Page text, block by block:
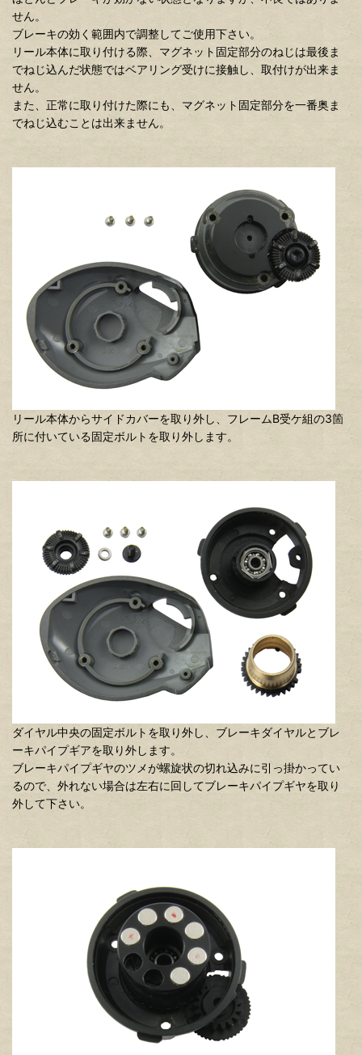
せん。
ブレーキの効く範囲内で調整してご使用下さい。
リール本体に取り付ける際、マグネット固定部分のねじは最後ま
でねじ込んだ状態ではベアリング受けに接触し、取付けが出来ま
せん。
また、正常に取り付けた際にも、マグネット固定部分を一番奥ま
でねじ込むことは出来ません。
リール本体からサイドカバーを取り外し、フレームB受ケ組の3箇
所に付いている固定ボルトを取り外します。
ダイヤル中央の固定ボルトを取り外し、ブレーキダイヤルとブレ
ーキパイプギアを取り外します。
ブレーキパイプギヤのツメが螺旋状の切れ込みに引っ掛かってい
るので、外れない場合は左右に回してブレーキパイプギヤを取り
外して下さい。